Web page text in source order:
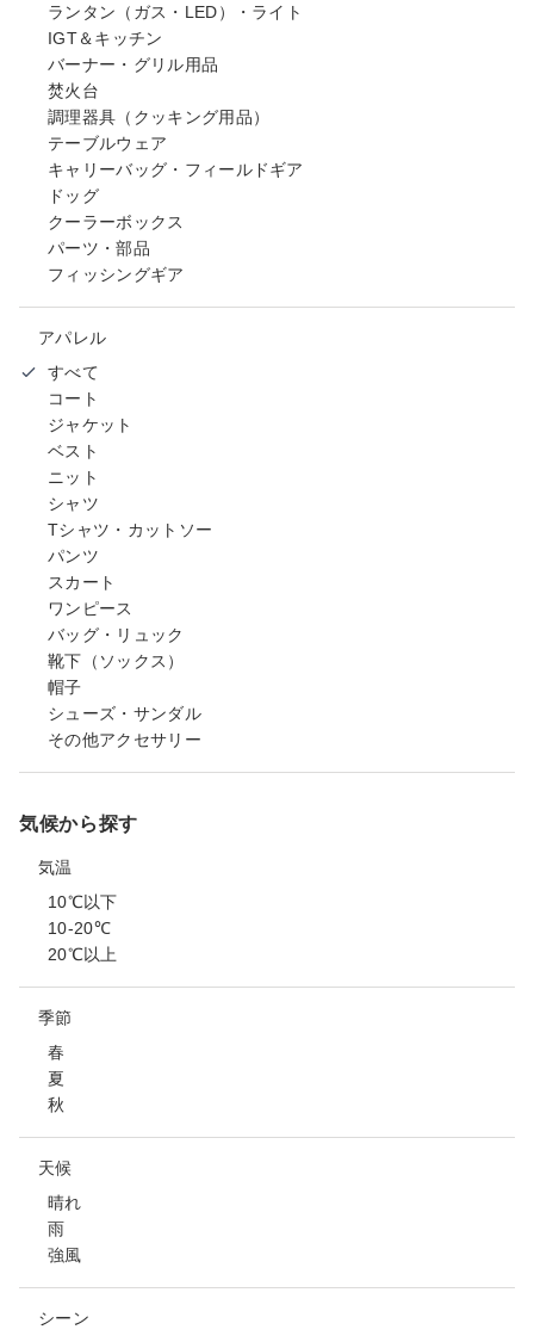
ランタン（ガス・LED）・ライト
IGT＆キッチン
バーナー・グリル用品
焚火台
調理器具（クッキング用品）
テーブルウェア
キャリーバッグ・フィールドギア
ドッグ
クーラーボックス
パーツ・部品
フィッシングギア
アパレル
すべて
コート
ジャケット
ベスト
ニット
シャツ
Tシャツ・カットソー
パンツ
スカート
ワンピース
バッグ・リュック
靴下（ソックス）
帽子
シューズ・サンダル
その他アクセサリー
気候から探す
気温
10℃以下
10-20℃
20℃以上
季節
春
夏
秋
天候
晴れ
雨
強風
シーン